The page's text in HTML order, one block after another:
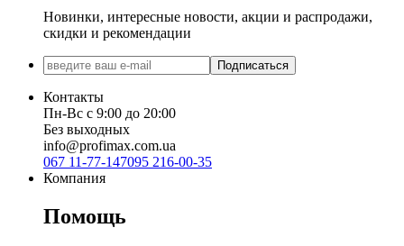
Новинки, интересные новости, акции и распродажи,
скидки и рекомендации
Подписаться
Контакты
Пн-Вс с 9:00 до 20:00
Без выходных
info@profimax.com.ua
067 11-77-147095 216-00-35
Компания
Помощь